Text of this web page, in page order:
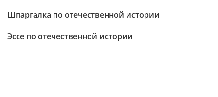
Шпаргалка по отечественной истории
Эссе по отечественной истории